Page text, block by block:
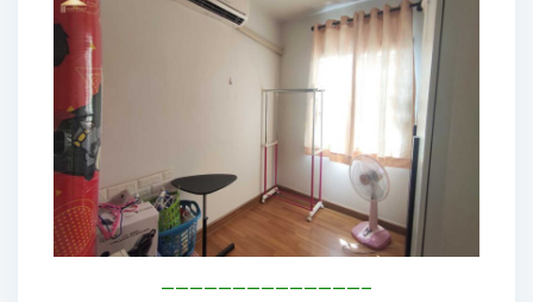
——————————————–